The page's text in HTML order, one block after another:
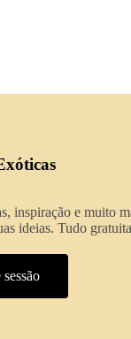
inspiração e muito
ideias. Tudo